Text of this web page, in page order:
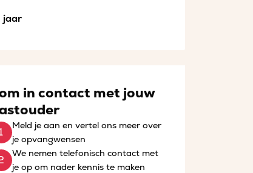
jaar
in contact met jouw
Meld je aan en vertel ons meer over
je opvangwensen
We nemen telefonisch contact met
je op om nader kennis te maken